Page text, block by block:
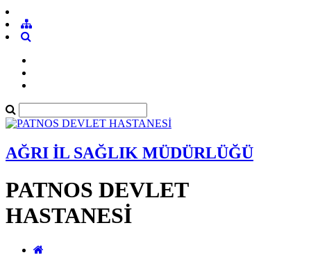
AĞRI İL SAĞLIK MÜDÜRLÜĞÜ
PATNOS DEVLET
HASTANESİ